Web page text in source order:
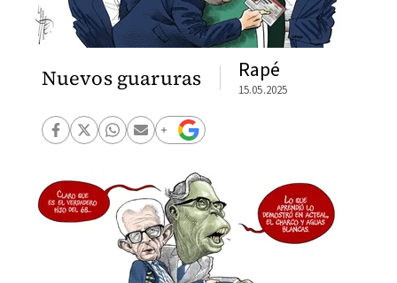
Nuevos guaruras Rapé
15.05.2025